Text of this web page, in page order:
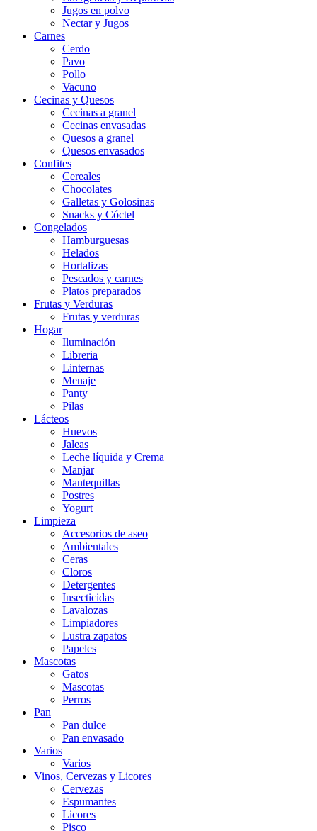
Jugos en polvo
Nectar y Jugos
Carnes
Cerdo
Pavo
Pollo
Vacuno
Cecinas y Quesos
Cecinas a granel
Cecinas envasadas
Quesos a granel
Quesos envasados
Confites
Cereales
Chocolates
Galletas y Golosinas
Snacks y Cóctel
Congelados
Hamburguesas
Helados
Hortalizas
Pescados y carnes
Platos preparados
Frutas y Verduras
Frutas y verduras
Hogar
Iluminación
Libreria
Linternas
Menaje
Panty
Pilas
Lácteos
Huevos
Jaleas
Leche líquida y Crema
Manjar
Mantequillas
Postres
Yogurt
Limpieza
Accesorios de aseo
Ambientales
Ceras
Cloros
Detergentes
Insecticidas
Lavalozas
Limpiadores
Lustra zapatos
Papeles
Mascotas
Gatos
Mascotas
Perros
Pan
Pan dulce
Pan envasado
Varios
Varios
Vinos, Cervezas y Licores
Cervezas
Espumantes
Licores
Pisco